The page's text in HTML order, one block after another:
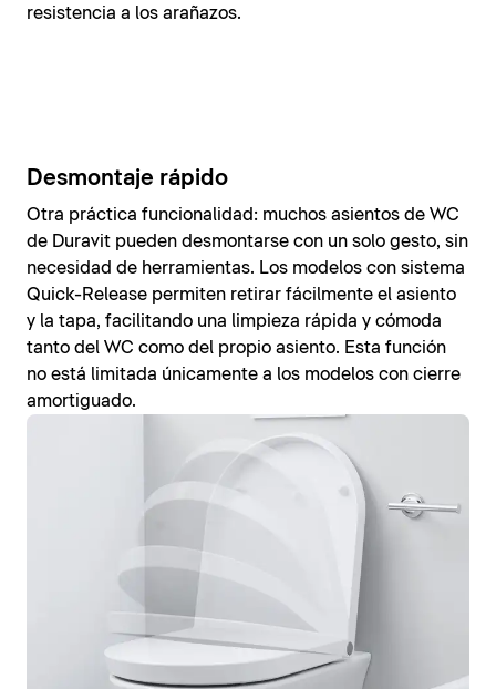
resistencia a los arañazos.
Desmontaje rápido
Otra práctica funcionalidad: muchos asientos de WC
de Duravit pueden desmontarse con un solo gesto, sin
necesidad de herramientas. Los modelos con sistema
Quick-Release permiten retirar fácilmente el asiento
y la tapa, facilitando una limpieza rápida y cómoda
tanto del WC como del propio asiento. Esta función
no está limitada únicamente a los modelos con cierre
amortiguado.